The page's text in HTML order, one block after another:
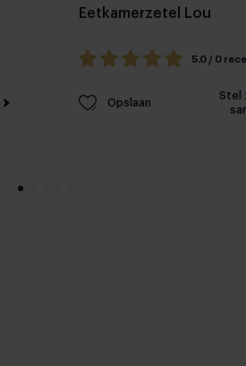
Eetkamerzetel Lou
5.0 / 0
Opslaan
Stel